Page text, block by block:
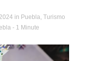
in Puebla, Turismo
- 1 Minute